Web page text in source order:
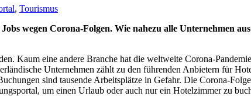
, Tourismus
wegen Corona-Folgen. Wie nahezu alle Unternehmen
Kaum eine andere Branche hat die weltweite Corona-
Unternehmen zählt zu den führenden Anbietern für
sind tausende Arbeitsplätze in Gefahr. Die Corona-
um einen Urlaub oder auch nur ein Hotelzimmer zu